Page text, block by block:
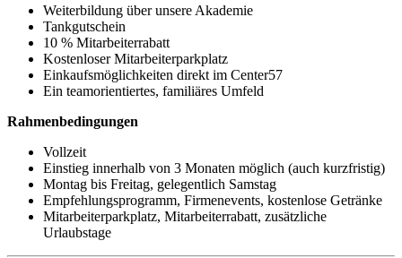
Weiterbildung über unsere Akademie
Tankgutschein
10 % Mitarbeiterrabatt
Kostenloser Mitarbeiterparkplatz
Einkaufsmöglichkeiten direkt im Center57
Ein teamorientiertes, familiäres Umfeld
Rahmenbedingungen
Vollzeit
Einstieg innerhalb von 3 Monaten möglich (auch kurzfristig)
Montag bis Freitag, gelegentlich Samstag
Empfehlungsprogramm, Firmenevents, kostenlose Getränke
Mitarbeiterparkplatz, Mitarbeiterrabatt, zusätzliche
Urlaubstage